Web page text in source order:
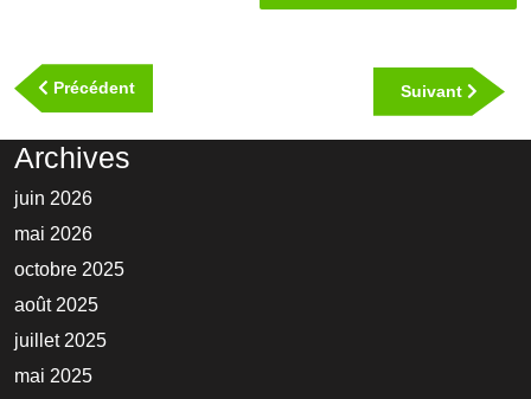
de
l’article
PrécédentPrevious
Post
Suivant
Next
Post
Archives
juin 2026
mai 2026
octobre 2025
août 2025
juillet 2025
mai 2025